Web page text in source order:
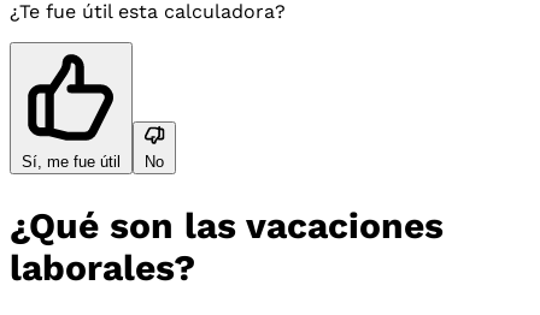
¿Te fue útil esta calculadora?
Sí, me fue útil No
¿Qué son las vacaciones
laborales?